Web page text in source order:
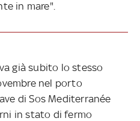
in mare".
già subito lo stesso
nel porto
di Sos Mediterranée
in stato di fermo